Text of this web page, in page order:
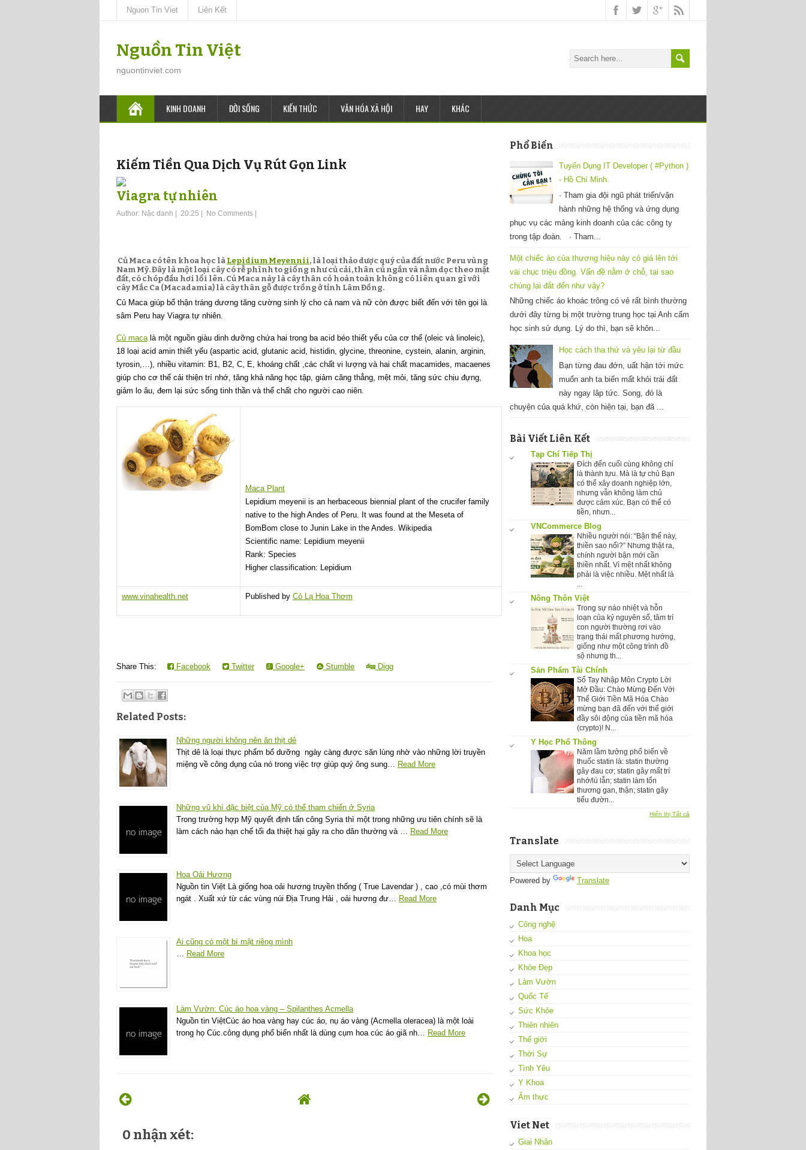
Nguon Tin Viet Liên Kết
Nguồn Tin Việt
nguontinviet.com
KINH DOANH ĐỜI SỐNG KIẾN THỨC VĂN HÓA XÃ HỘI HAY KHÁC
Kiếm Tiền Qua Dịch Vụ Rút Gọn Link
Viagra tự nhiên
Author: Nặc danh 20:25 No Comments
Củ Maca có tên khoa học là Lepidium Meyennii, là loại thảo dược quý của đất nước Peru vùng
Nam Mỹ. Đây là một loại cây có rễ phình to giống như củ cải, thân củ ngắn và nằm dọc theo mặt
đất, có chóp đầu hơi lồi lên. Củ Maca này là cây thân cỏ hoàn toàn không có liên quan gì với
cây Mắc Ca (Macadamia) là cây thân gỗ được trồng ở tỉnh Lâm Đồng.
Củ Maca giúp bổ thận tráng dương tăng cường sinh lý cho cả nam và nữ còn được biết đến với tên gọi là
sâm Peru hay Viagra tự nhiên.
Củ macalà một nguồn giàu dinh dưỡng chứa hai trong ba acid béo thiết yếu của cơ thể (oleic và linoleic),
18 loại acid amin thiết yếu (aspartic acid, glutanic acid, histidin, glycine, threonine, cystein, alanin, arginin,
tyrosin,…), nhiều vitamin: B1, B2, C, E, khoáng chất ,các chất vi lượng và hai chất macamides, macaenes
giúp cho cơ thể cải thiện trí nhớ, tăng khả năng học tập, giảm căng thẳng, mệt mỏi, tăng sức chịu đựng,
giảm lo âu, đem lại sức sống tinh thần và thể chất cho người cao niên.
Maca Plant
Lepidium meyenii is an herbaceous biennial plant of the crucifer family
native to the high Andes of Peru. It was found at the Meseta of
BomBom close to Junin Lake in the Andes. Wikipedia
Scientific name: Lepidium meyenii
Rank: Species
Higher classification: Lepidium
www.vinahealth.net Published by Cỏ Lạ Hoa Thơm
Share This: Facebook Twitter Google+ Stumble Digg
Related Posts:
Những người không nên ăn thịt dê
Thịt dê là loại thực phẩm bổ dưỡng ngày càng được săn lùng nhờ vào những lời truyền
miệng về công dụng của nó trong việc trợ giúp quý ông sung…
Read More
Những vũ khí đặc biệt của Mỹ có thể tham chiến ở Syria
Trong trường hợp Mỹ quyết định tấn công Syria thì một trong những ưu tiên chính sẽ là
làm cách nào hạn chế tối đa thiệt hại gây ra cho dân thường và …
Read More
Hoa Oải Hương
Nguồn tin Việt Là giống hoa oải hương truyền thống ( True Lavendar ) , cao ,có mùi thơm
ngát . Xuất xứ từ các vùng núi Địa Trung Hải , oải hương đư…
Read More
Ai cũng có một bí mật riêng mình
Read More
Làm Vườn: Cúc áo hoa vàng – Spilanthes Acmella
Nguồn tin ViệtCúc áo hoa vàng hay cúc áo, nụ áo vàng (Acmella oleracea) là một loài
trong họ Cúc.công dụng phổ biến nhất là dùng cụm hoa cúc áo giã nh…
Read More
0 nhận xét:
Phổ Biến
Tuyển Dụng IT Developer ( #Python )
- Hồ Chí Minh.
· Tham gia đội ngũ phát triển/vận
hành những hệ thống và ứng dụng
phục vụ các mảng kinh doanh của các công ty
trong tập đoàn. · Tham...
Một chiếc áo của thương hiệu này có giá lên tới
vài chục triệu đồng. Vấn đề nằm ở chỗ, tại sao
chúng lại đắt đến như vậy?
Những chiếc áo khoác trông có vẻ rất bình thường
dưới đây từng bị một trường trung học tại Anh cấm
học sinh sử dụng. Lý do thì, bạn sẽ khôn...
Học cách tha thứ và yêu lại từ đầu
Bạn từng đau đớn, uất hận tới mức
muốn anh ta biến mất khỏi trái đất
này ngay lâp tức. Song, đó là
chuyện của quá khứ, còn hiện tại, bạn đã ...
Bài Viết Liên Kết
Tạp Chí Tiếp Thị
Đích đến cuối cùng không chỉ
là thành tựu. Mà là tự chủ Bạn
có thể xây doanh nghiệp lớn,
nhưng vẫn không làm chủ
được cảm xúc. Bạn có thể có
tiền, nhưn...
VNCommerce Blog
Nhiều người nói: “Bận thế này,
thiền sao nổi?” Nhưng thật ra,
chính người bận mới cần
thiền nhất. Vì mệt nhất không
phải là việc nhiều. Mệt nhất là
Nông Thôn Việt
Trong sự náo nhiệt và hỗn
loạn của kỷ nguyên số, tâm trí
con người thường rơi vào
trạng thái mất phương hướng,
giống như một công trình đồ
sộ nhưng th...
Sản Phẩm Tài Chính
Sổ Tay Nhập Môn Crypto Lời
Mở Đầu: Chào Mừng Đến Với
Thế Giới Tiền Mã Hóa Chào
mừng bạn đã đến với thế giới
đầy sôi động của tiền mã hóa
(crypto)! N...
Y Học Phổ Thông
Năm lầm tưởng phổ biến về
thuốc statin là: statin thường
gây đau cơ; statin gây mất trí
nhớ/lú lẫn; statin làm tổn
thương gan, thận; statin gây
tiểu đườn...
Hiển thị Tất cả
Translate
Powered by Translate
Danh Mục
Công nghệ
Hoa
Khoa học
Khỏe Đẹp
Làm Vườn
Quốc Tế
Sức Khỏe
Thiên nhiên
Thế giới
Thời Sự
Tình Yêu
Y Khoa
Ẩm thực
Viet Net
Giai Nhân